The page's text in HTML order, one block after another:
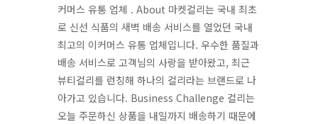
커머스 유통 업체 . About 마켓컬리는 국내 최초
로 신선 식품의 새벽 배송 서비스를 열었던 국내
최고의 이커머스 유통 업체입니다. 우수한 품질과
배송 서비스로 고객님의 사랑을 받아왔고, 최근
뷰티컬리를 런칭해 하나의 컬리라는 브랜드로 나
아가고 있습니다. Business Challenge 컬리는
오늘 주문하신 상품을 내일까지 배송하기 때문에